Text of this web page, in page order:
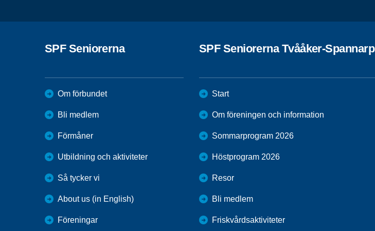
SPF Seniorerna
Om förbundet
Bli medlem
Förmåner
Utbildning och aktiviteter
Så tycker vi
About us (in English)
Föreningar
SPF Seniorerna Tvååker-Spannarp
Start
Om föreningen och information
Sommarprogram 2026
Höstprogram 2026
Resor
Bli medlem
Friskvårdsaktiviteter